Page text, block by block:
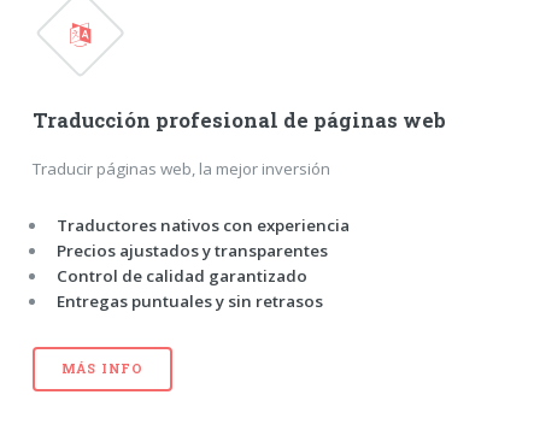
Traducción profesional de páginas web
Traducir páginas web, la mejor inversión
Traductores nativos con experiencia
Precios ajustados y transparentes
Control de calidad garantizado
Entregas puntuales y sin retrasos
MÁS INFO